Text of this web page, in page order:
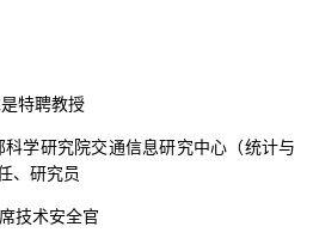
特聘教授
研究院交通信息研究中心（统计与
、研究员
术安全官